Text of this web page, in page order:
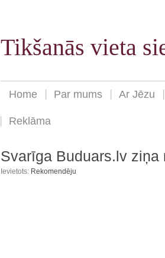
Tikšanās vieta
Home Par mums Ar Jēzu
Reklāma
Svarīga Buduars.lv ziņa
Ievietots: Rekomendēju